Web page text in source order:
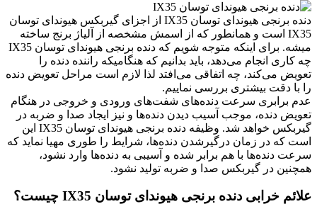
دنده برنجی هیوندای توسان IX35 از اجزای گیربکس هیوندای توسان
IX35 است و همانطور که از اسمش مشخصه از آلیاژ برنج ساخته
میشه. برای اینکه متوجه شویم که دنده برنجی هیوندای توسان IX35
چه کاری انجام می‌دهد، باید بدانیم که هنگامیکه راننده دنده را
تعویض می‌کند، چه اتفاقی می‌افتد لذا لازم است مراحل تعویض دنده
را با دقت بیشتری بررسی نماییم.
عدم برابری سرعت دنده‌های شفت‌های ورودی و خروجی در هنگام
تعویض دنده، موجب آسیب دیدن دنده‌ها و نیز ایجاد صدا و ضربه در
گیربکس خواهد شد. وظیفه دنده برنجی هیوندای توسان IX35 این
است که در زمان درگیرشدن دنده‌ها، شرایط را طوری مهیا نماید که
سرعت دنده‌ها با هم برابر شده و آسیبی به دنده‌ها وارد نشود،
همچنین در گیربکس صدا و ضربه تولید نشود.
علائم خرابی دنده برنجی هیوندای توسان IX35 چیست؟